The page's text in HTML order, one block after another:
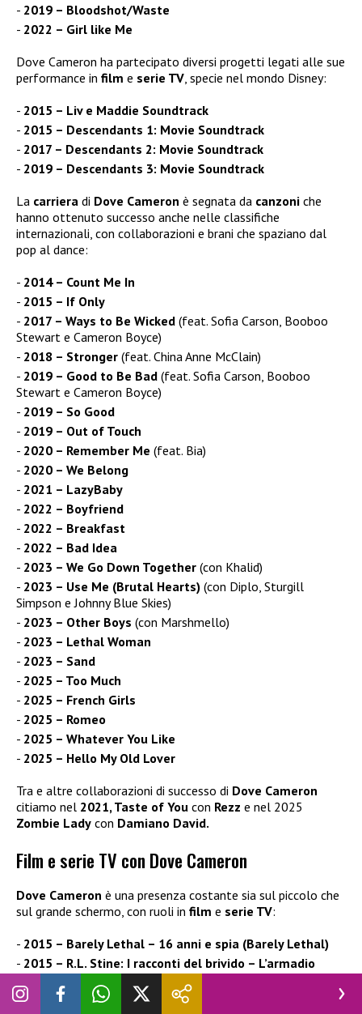
2019 – Bloodshot/Waste
2022 – Girl like Me
Dove Cameron ha partecipato diversi progetti legati alle sue
performance in film e serie TV, specie nel mondo Disney:
2015 – Liv e Maddie Soundtrack
2015 – Descendants 1: Movie Soundtrack
2017 – Descendants 2: Movie Soundtrack
2019 – Descendants 3: Movie Soundtrack
La carriera di Dove Cameron è segnata da canzoni che
hanno ottenuto successo anche nelle classifiche
internazionali, con collaborazioni e brani che spaziano dal
pop al dance:
2014 – Count Me In
2015 – If Only
2017 – Ways to Be Wicked (feat. Sofia Carson, Booboo
Stewart e Cameron Boyce)
2018 – Stronger (feat. China Anne McClain)
2019 – Good to Be Bad (feat. Sofia Carson, Booboo
Stewart e Cameron Boyce)
2019 – So Good
2019 – Out of Touch
2020 – Remember Me (feat. Bia)
2020 – We Belong
2021 – LazyBaby
2022 – Boyfriend
2022 – Breakfast
2022 – Bad Idea
2023 – We Go Down Together (con Khalid)
2023 – Use Me (Brutal Hearts) (con Diplo, Sturgill
Simpson e Johnny Blue Skies)
2023 – Other Boys (con Marshmello)
2023 – Lethal Woman
2023 – Sand
2025 – Too Much
2025 – French Girls
2025 – Romeo
2025 – Whatever You Like
2025 – Hello My Old Lover
Tra e altre collaborazioni di successo di Dove Cameron
citiamo nel 2021, Taste of You con Rezz e nel 2025
Zombie Lady con Damiano David.
Film e serie TV con Dove Cameron
Dove Cameron è una presenza costante sia sul piccolo che
sul grande schermo, con ruoli in film e serie TV:
2015 – Barely Lethal – 16 anni e spia (Barely Lethal)
2015 – R.L. Stine: I racconti del brivido – L’armadio
delle anime (Monsterville: Cabinet of Souls)
2018 – Voglio una vita a forma di me (Dumplin’)